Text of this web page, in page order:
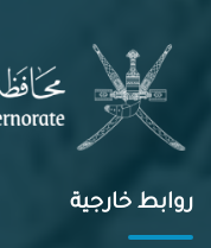
روابط خارجية